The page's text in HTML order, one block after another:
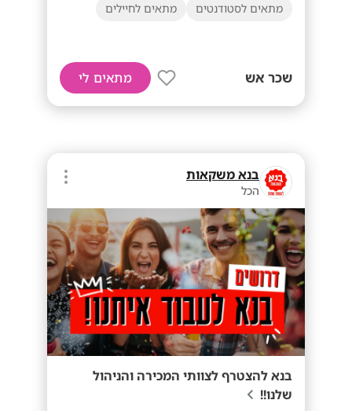
מתאים לסטודנטים מתאים לחיילים
שכר אש מתאים לי
בנא משקאות
הכל
בנא להצטרף לצוותי המכירה והניהול
שלנו!!